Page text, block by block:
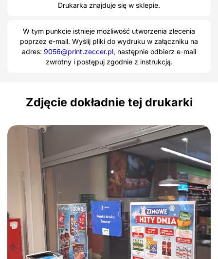
Drukarka znajduje się w sklepie.
W tym punkcie istnieje możliwość utworzenia zlecenia
poprzez e-mail. Wyślij pliki do wydruku w załączniku na
adres: 9056@print.zeccer.pl, następnie odbierz e-mail
zwrotny i postępuj zgodnie z instrukcją.
Zdjęcie dokładnie tej drukarki